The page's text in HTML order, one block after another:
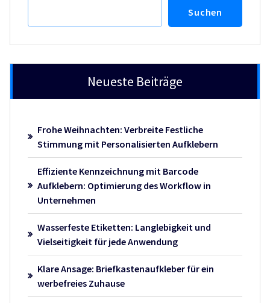
Suchen
Neueste Beiträge
Frohe Weihnachten: Verbreite Festliche
Stimmung mit Personalisierten Aufklebern
Effiziente Kennzeichnung mit Barcode
Aufklebern: Optimierung des Workflow in
Unternehmen
Wasserfeste Etiketten: Langlebigkeit und
Vielseitigkeit für jede Anwendung
Klare Ansage: Briefkastenaufkleber für ein
werbefreies Zuhause